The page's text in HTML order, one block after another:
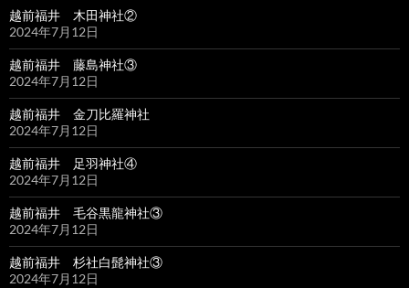
越前福井 木田神社②
2024年7月12日
越前福井 藤島神社③
2024年7月12日
越前福井 金刀比羅神社
2024年7月12日
越前福井 足羽神社④
2024年7月12日
越前福井 毛谷黒龍神社③
2024年7月12日
越前福井 杉社白髭神社③
2024年7月12日